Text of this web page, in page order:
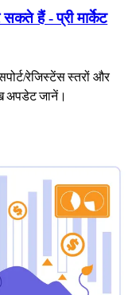
हैं - प्री मार्केट
रेजिस्टेंस स्तरों और
अपडेट जानें।